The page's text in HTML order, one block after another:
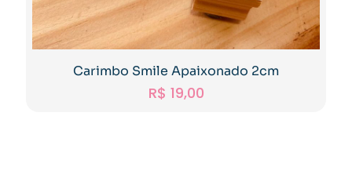
Carimbo Smile Apaixonado 2cm
R$ 19,00